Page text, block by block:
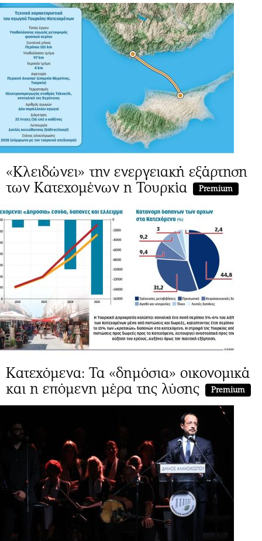
«Κλειδώνει» την ενεργειακή εξάρτηση
των Κατεχομένων η Τουρκία
Premium
Κατεχόμενα: Τα «δημόσια» οικονομικά
και η επόμενη μέρα της λύσης
Premium